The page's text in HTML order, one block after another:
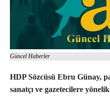
Güncel Haberler
HDP Sözcüsü Ebru Günay,
sanatçı ve gazetecilere